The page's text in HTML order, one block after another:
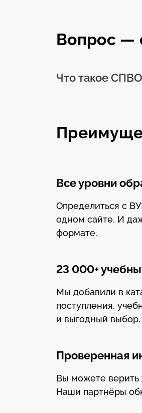
Вопрос —
Что такое
Все уровни
Определиться с
одном сайте. И
формате.
23 000+
Мы добавили в
поступления,
и выгодный выбор.
Проверенная
Вы можете верить
Наши партнёры